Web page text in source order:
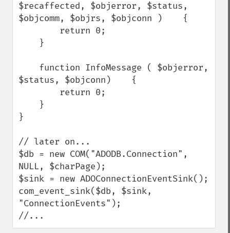
$recaffected, $objerror, $status,
$objcomm, $objrs, $objconn )    {
$status, $objconn)    {
}
// later on...
$db = new COM("ADODB.Connection",
NULL, $charPage);
$sink = new ADOConnectionEventSink();
com_event_sink($db, $sink,
"ConnectionEvents");
//...